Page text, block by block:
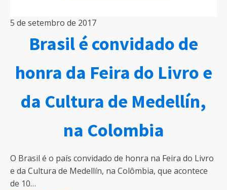
5 de setembro de 2017
Brasil é convidado de
honra da Feira do Livro e
da Cultura de Medellín,
na Colombia
O Brasil é o país convidado de honra na Feira do Livro
e da Cultura de Medellín, na Colômbia, que acontece
de 10…